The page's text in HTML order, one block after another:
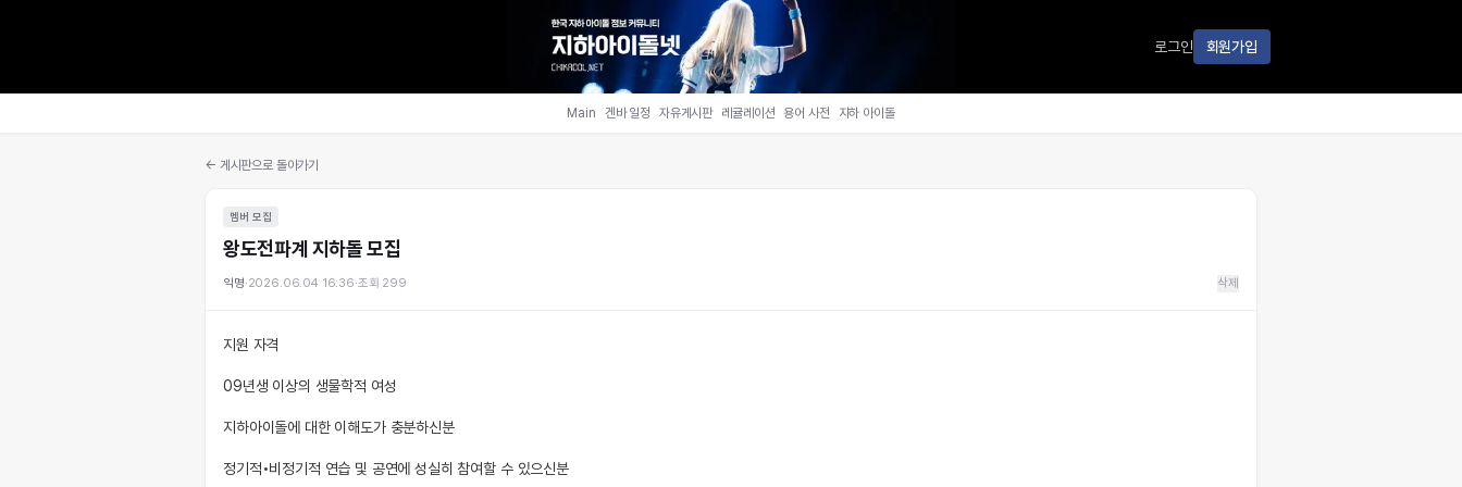
로그인 회원가입
Main 겐바 일정 자유게시판 레귤레이션 용어 사전 지하 아이돌
← 게시판으로 돌아가기
멤버 모집
왕도전파계 지하돌 모집
익명·2026.06.04 16:36·조회 299 삭제
지원 자격
09년생 이상의 생물학적 여성
지하아이돌에 대한 이해도가 충분하신분
정기적•비정기적 연습 및 공연에 성실히 참여할 수 있으신분